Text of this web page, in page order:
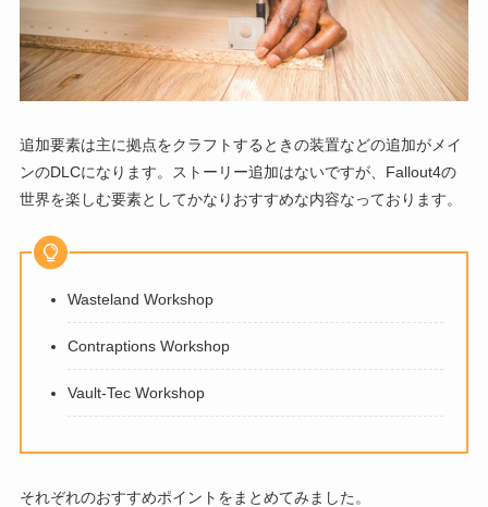
追加要素は主に拠点をクラフトするときの装置などの追加がメイ
ンのDLCになります。ストーリー追加はないですが、Fallout4の
世界を楽しむ要素としてかなりおすすめな内容なっております。
Wasteland Workshop
Contraptions Workshop
Vault-Tec Workshop
それぞれのおすすめポイントをまとめてみました。